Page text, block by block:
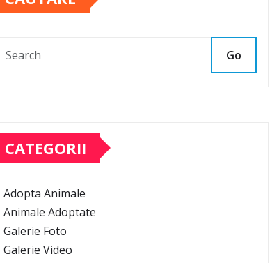
Go
CATEGORII
Adopta Animale
Animale Adoptate
Galerie Foto
Galerie Video